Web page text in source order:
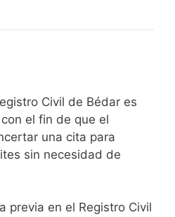
Civil de Bédar es
el fin de que el
una cita para
sin necesidad de
previa en el Registro Civil